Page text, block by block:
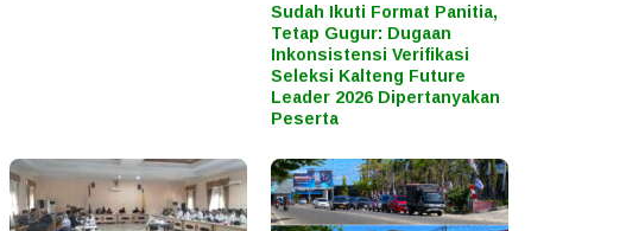
Sudah Ikuti Format Panitia,
Tetap Gugur: Dugaan
Inkonsistensi Verifikasi
Seleksi Kalteng Future
Leader 2026 Dipertanyakan
Peserta